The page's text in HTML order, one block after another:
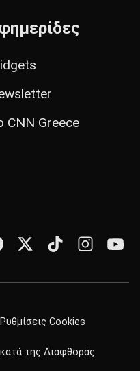
CNN Greece
Ρυθμίσεις Cookies
κατά της Διαφθοράς